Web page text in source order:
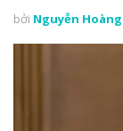
bởi Nguyễn Hoàng